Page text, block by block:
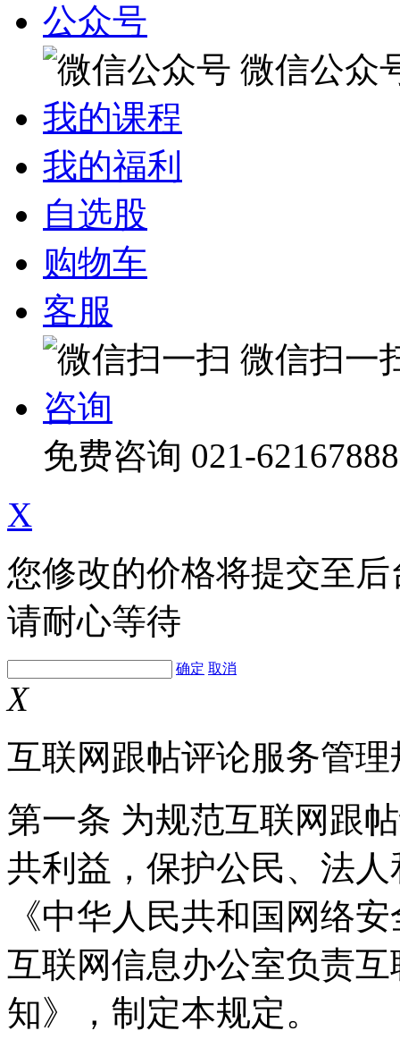
公众号
微信公众
我的课程
我的福利
自选股
购物车
客服
微信扫一
咨询
免费咨询 021-62167888
X
您修改的价格将提交至
请耐心等待
确定 取消
X
互联网跟帖评论服务管理
第一条 为规范互联网跟
共利益，保护公民、法
《中华人民共和国网络
互联网信息办公室负责
知》，制定本规定。